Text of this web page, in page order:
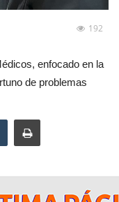
192
enfocado en la
de problemas